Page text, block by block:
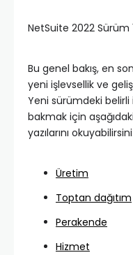
NetSuite 2022 Sürüm
Bu genel bakış, en
yeni işlevsellik ve
Yeni sürümdeki belirli
bakmak için
yazılarını
Üretim
Toptan dağıtım
Perakende
Hizmet